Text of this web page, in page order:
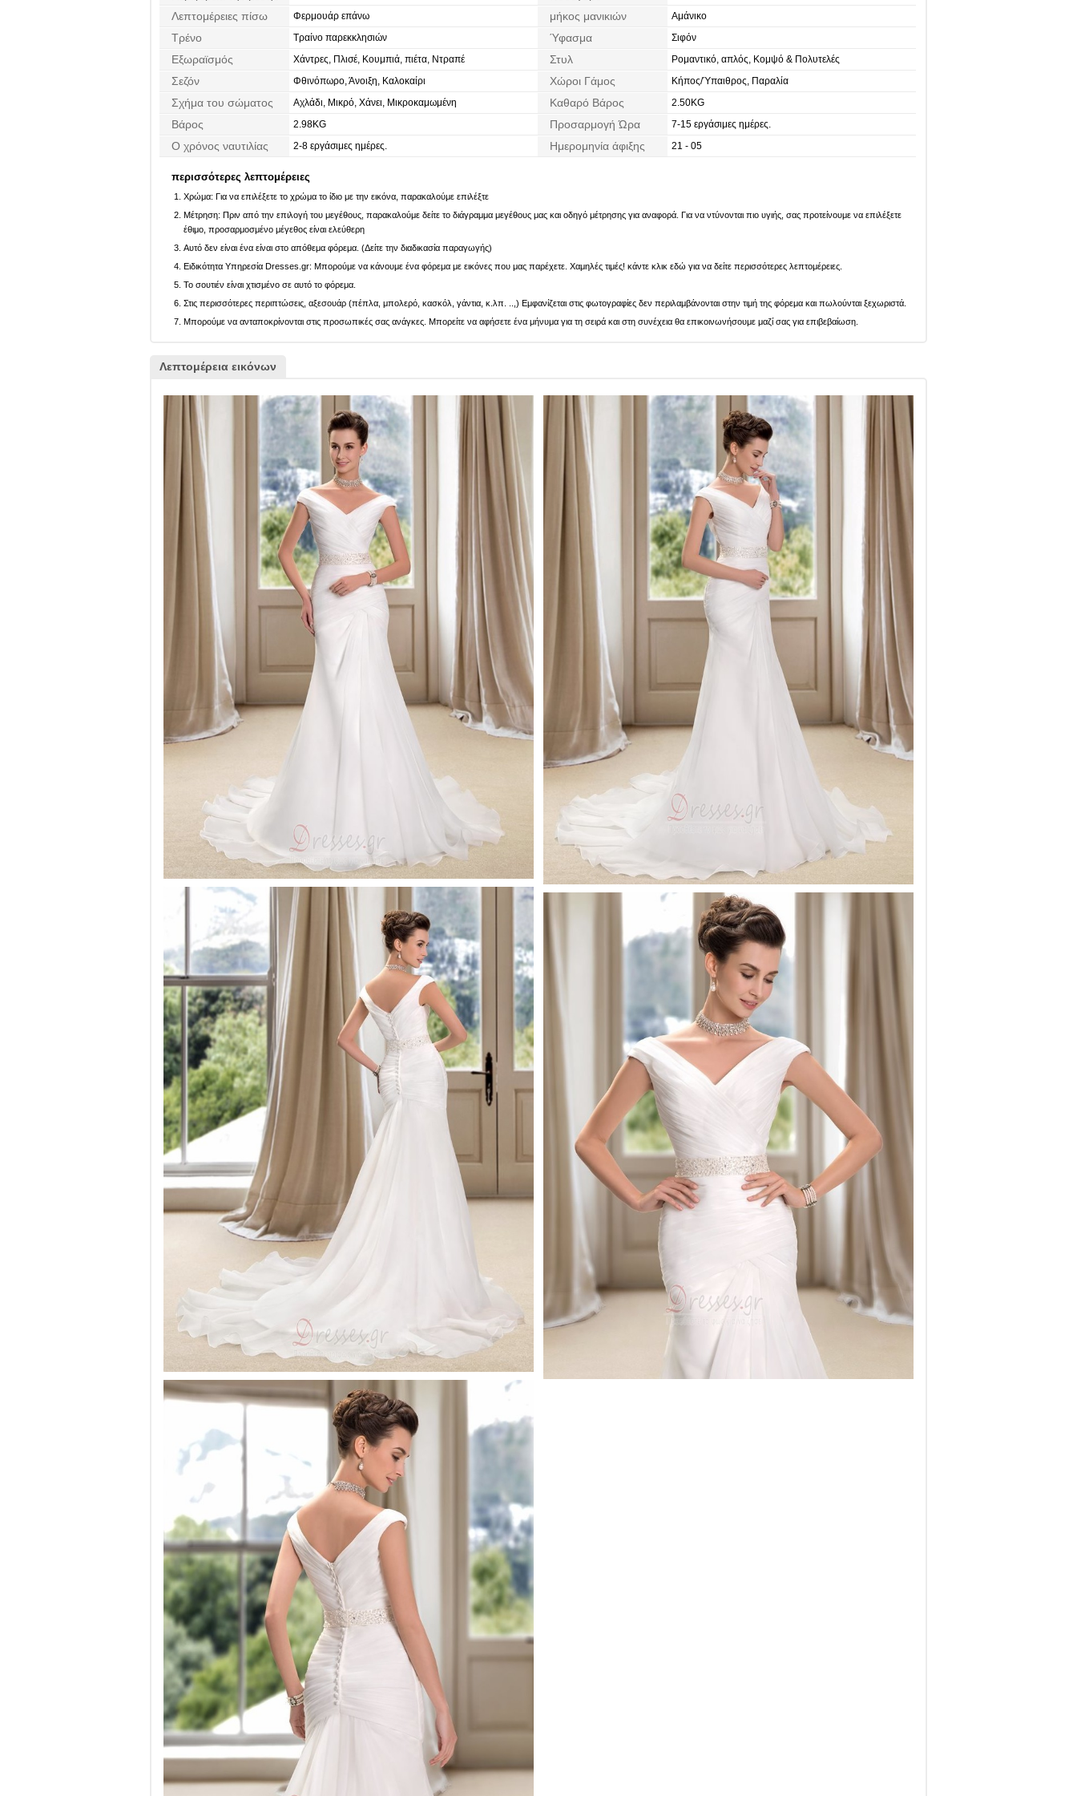
Λεπτομέρειες πίσω Φερμουάρ επάνω μήκος μανικιών Αμάνικο
Τρένο Τραίνο παρεκκλησιών Ύφασμα Σιφόν
Εξωραϊσμός Χάντρες, Πλισέ, Κουμπιά, πιέτα, Ντραπέ Στυλ Ρομαντικό, απλός, Κομψό & Πολυτελές
Σεζόν Φθινόπωρο, Άνοιξη, Καλοκαίρι Χώροι Γάμος Κήπος/Ύπαιθρος, Παραλία
Σχήμα του σώματος Αχλάδι, Μικρό, Χάνει, Μικροκαμωμένη Καθαρό Βάρος 2.50KG
Βάρος 2.98KG Προσαρμογή Ώρα 7-15 εργάσιμες ημέρες.
Ο χρόνος ναυτιλίας 2-8 εργάσιμες ημέρες. Ημερομηνία άφιξης 21 - 05
περισσότερες λεπτομέρειες
Χρώμα: Για να επιλέξετε το χρώμα το ίδιο με την εικόνα, παρακαλούμε επιλέξτε
Μέτρηση: Πριν από την επιλογή του μεγέθους, παρακαλούμε δείτε το διάγραμμα μεγέθους μας και οδηγό μέτρησης για αναφορά. Για να ντύνονται πιο υγιής, σας προτείνουμε να επιλέξετε
έθιμο, προσαρμοσμένο μέγεθος είναι ελεύθερη
Αυτό δεν είναι ένα είναι στο απόθεμα φόρεμα. (Δείτε την διαδικασία παραγωγής)
Ειδικότητα Υπηρεσία Dresses.gr: Μπορούμε να κάνουμε ένα φόρεμα με εικόνες που μας παρέχετε. Χαμηλές τιμές! κάντε κλικ εδώ για να δείτε περισσότερες λεπτομέρειες.
Το σουτιέν είναι χτισμένο σε αυτό το φόρεμα.
Στις περισσότερες περιπτώσεις, αξεσουάρ (πέπλα, μπολερό, κασκόλ, γάντια, κ.λπ. ..,) Εμφανίζεται στις φωτογραφίες δεν περιλαμβάνονται στην τιμή της φόρεμα και πωλούνται ξεχωριστά.
Μπορούμε να ανταποκρίνονται στις προσωπικές σας ανάγκες. Μπορείτε να αφήσετε ένα μήνυμα για τη σειρά και στη συνέχεια θα επικοινωνήσουμε μαζί σας για επιβεβαίωση.
Λεπτομέρεια εικόνων